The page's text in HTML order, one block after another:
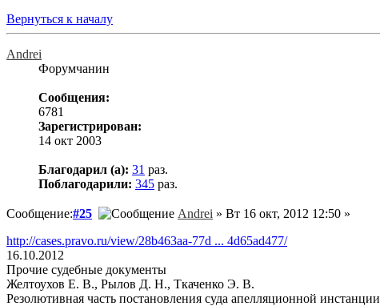
Вернуться к началу
Andrei
Форумчанин
Сообщения:
6781
Зарегистрирован:
14 окт 2003
Благодарил (а): 31 раз.
Поблагодарили: 345 раз.
Сообщение:#25 Andrei » Вт 16 окт, 2012 12:50 »
http://cases.pravo.ru/view/28b463aa-77d ... 4d65ad477/
16.10.2012
Прочие судебные документы
Желтоухов Е. В., Рылов Д. Н., Ткаченко Э. В.
Резолютивная часть постановления суда апелляционной инстанции